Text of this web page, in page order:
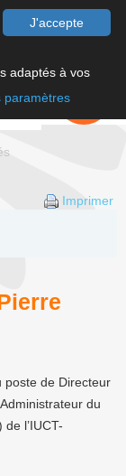
J'accepte
adaptés à vos
paramètres
FAIRE UN
DON
Imprimer
poste de Directeur
du
l’IUCT-